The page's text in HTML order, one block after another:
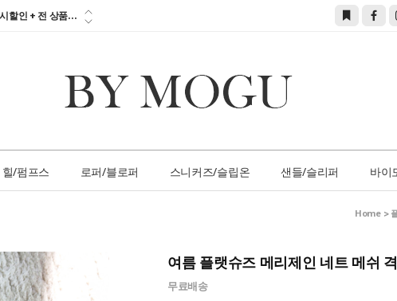
고하세요!!!...
고하세요!!!...
힐/펌프스 로퍼/블로퍼 스니커즈/슬립온 샌들/슬리퍼 바이
Home>
여름 플랫슈즈 메리제인 네트 메쉬
무료배송